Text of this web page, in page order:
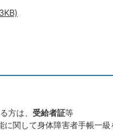
方は、 受給者証等
関して身体障害者手帳一級